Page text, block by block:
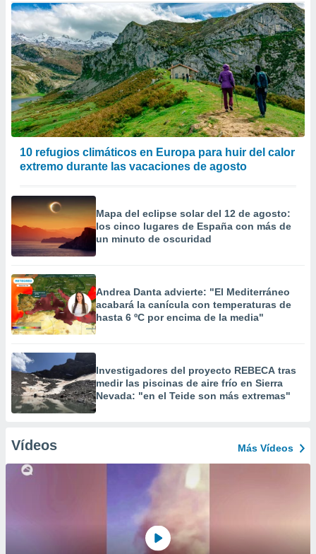
10 refugios climáticos en Europa para huir del calor
extremo durante las vacaciones de agosto
Mapa del eclipse solar del 12 de agosto:
los cinco lugares de España con más de
un minuto de oscuridad
Andrea Danta advierte: "El Mediterráneo
acabará la canícula con temperaturas de
hasta 6 ºC por encima de la media"
Investigadores del proyecto REBECA tras
medir las piscinas de aire frío en Sierra
Nevada: "en el Teide son más extremas"
Vídeos Más Vídeos